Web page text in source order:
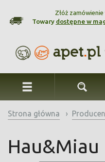
Złóż
Towary dostępne w
Strona główna ›
Hau&Miau